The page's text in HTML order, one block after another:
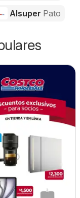
Alsuper Pato